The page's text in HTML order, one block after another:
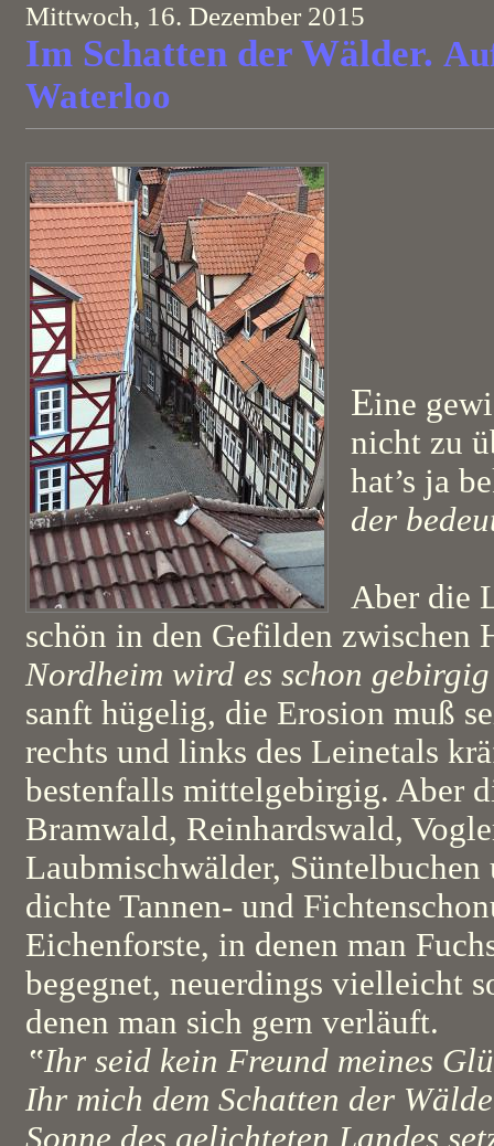
Mittwoch, 16. Dezember 2015
Im Schatten der Wälder.
Waterloo
Eine
nicht zu
hat’s ja
der
Aber die
schön in den Gefilden zwischen
Nordheim wird es schon
sanft hügelig, die Erosion muß
rechts und links des Leinetals
bestenfalls mittelgebirgig. Aber
Bramwald, Reinhardswald,
Laubmischwälder,
dichte Tannen- und
Eichenforste, in denen man
begegnet, neuerdings vielleicht
denen man sich gern verläuft.
‟Ihr seid kein Freund meines
Ihr mich dem Schatten der
Sonne des gelichteten Landes